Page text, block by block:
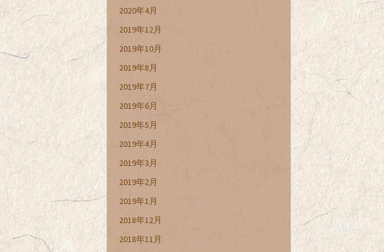
2020年4月
2019年12月
2019年10月
2019年8月
2019年7月
2019年6月
2019年5月
2019年4月
2019年3月
2019年2月
2019年1月
2018年12月
2018年11月